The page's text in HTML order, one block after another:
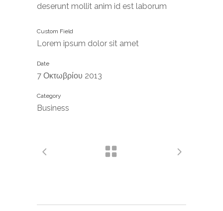
deserunt mollit anim id est laborum
Custom Field
Lorem ipsum dolor sit amet
Date
7 Οκτωβρίου 2013
Category
Business